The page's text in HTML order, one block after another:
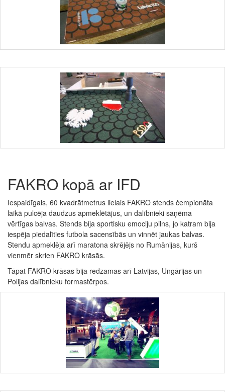
FAKRO kopā ar IFD
Iespaidīgais, 60 kvadrātmetrus lielais FAKRO stends čempionāta
laikā pulcēja daudzus apmeklētājus, un dalībnieki saņēma
vērtīgas balvas. Stends bija sportisku emociju pilns, jo katram bija
iespēja piedalīties futbola sacensībās un vinnēt jaukas balvas.
Stendu apmeklēja arī maratona skrējējs no Rumānijas, kurš
vienmēr skrien FAKRO krāsās.
Tāpat FAKRO krāsas bija redzamas arī Latvijas, Ungārijas un
Polijas dalībnieku formastērpos.